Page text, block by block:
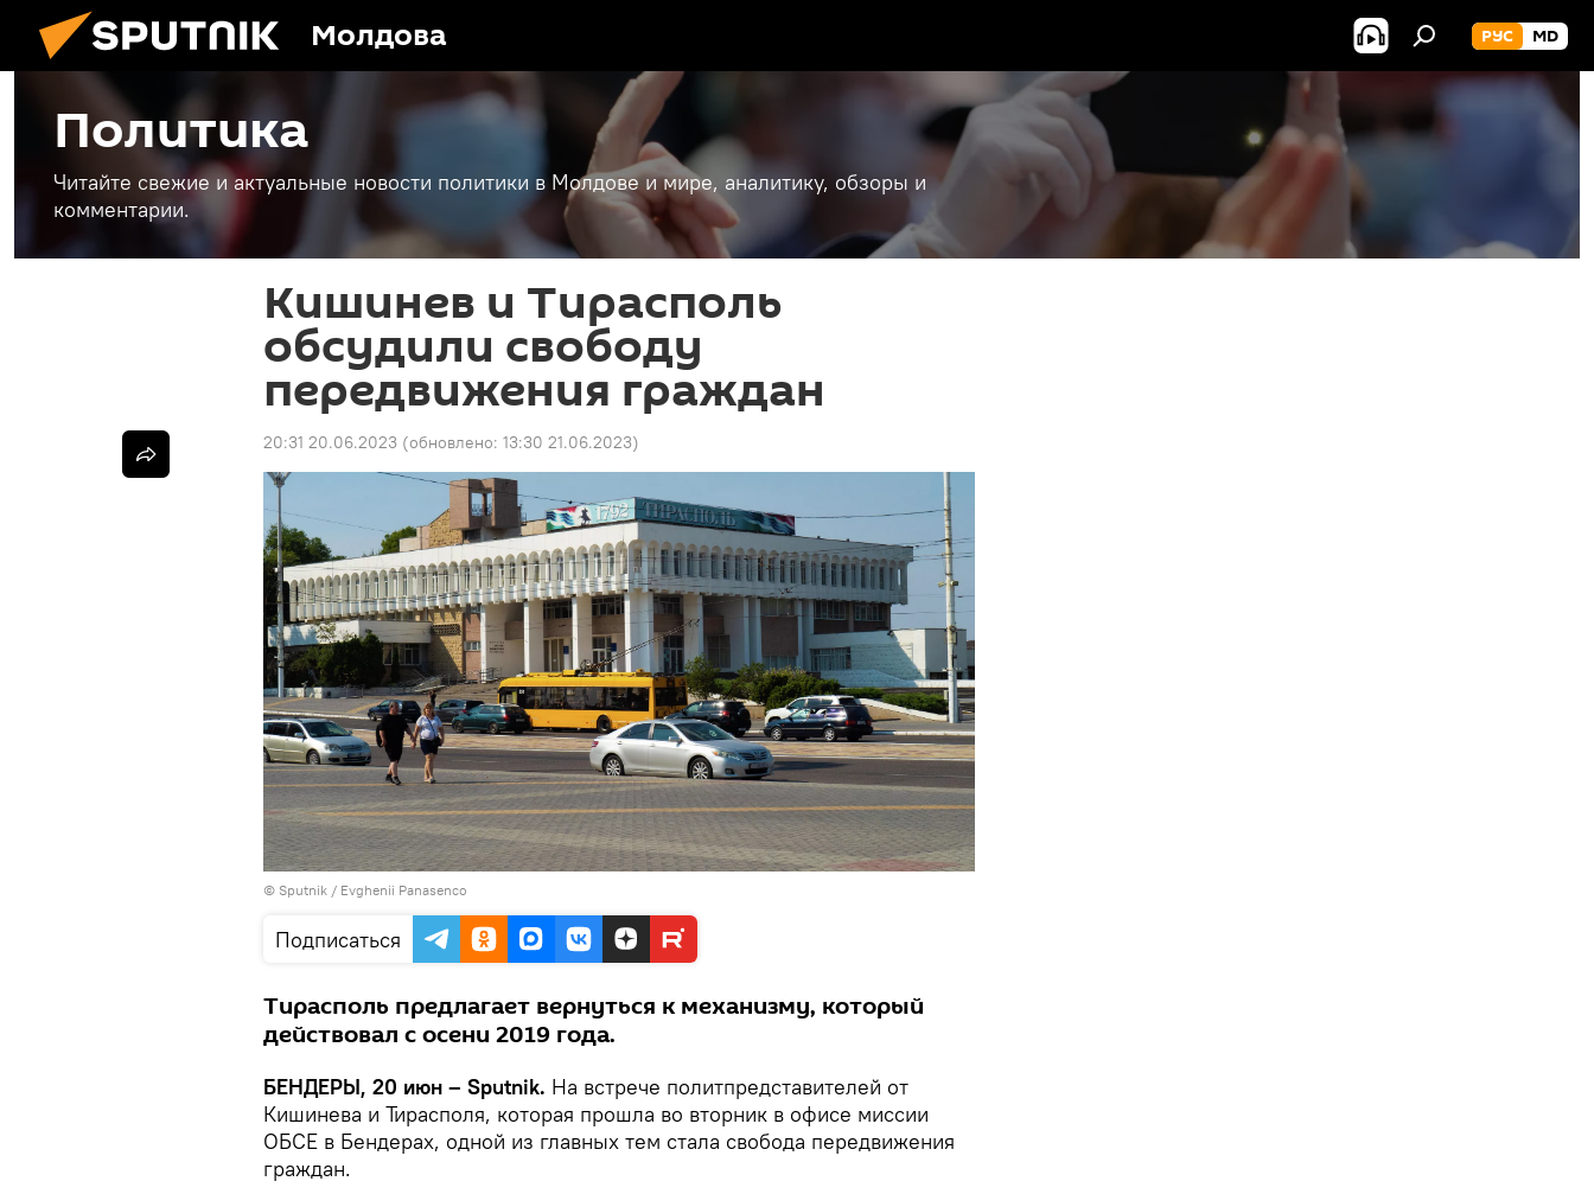
Молдова РУС MD
Политика
Читайте свежие и актуальные новости политики в Молдове и мире, аналитику, обзоры и
комментарии.
Кишинев и Тирасполь
обсудили свободу
передвижения граждан
20:31 20.06.2023 (обновлено: 13:30 21.06.2023)
© Sputnik / Evghenii Panasenco
Подписаться
Тирасполь предлагает вернуться к механизму, который
действовал с осени 2019 года.
БЕНДЕРЫ, 20 июн – Sputnik. На встрече политпредставителей от
Кишинева и Тирасполя, которая прошла во вторник в офисе миссии
ОБСЕ в Бендерах, одной из главных тем стала свобода передвижения
граждан.